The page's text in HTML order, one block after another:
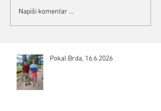
Napiši komentar ...
Pokal Brda, 16.6.2026